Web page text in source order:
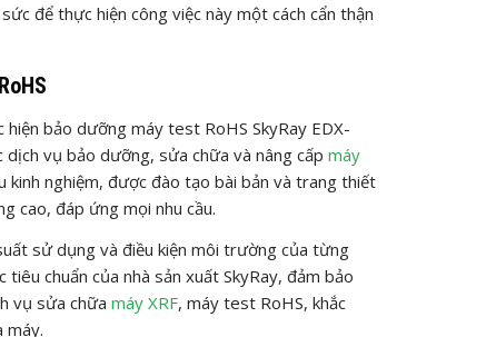
để thực hiện công việc này một cách cẩn thận
bảo dưỡng máy test RoHS SkyRay EDX-
dịch vụ bảo dưỡng, sửa chữa và nâng cấp máy
kinh nghiệm, được đào tạo bài bản và trang thiết
cao, đáp ứng mọi nhu cầu.
sử dụng và điều kiện môi trường của từng
chuẩn của nhà sản xuất SkyRay, đảm bảo
vụ sửa chữa máy XRF, máy test RoHS, khắc
máy.